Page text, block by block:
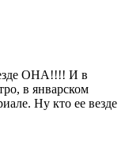
ОНА!!!! И в
в январском
Ну кто ее везде